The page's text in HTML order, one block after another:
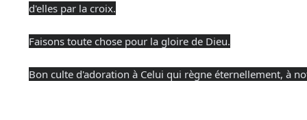
d'elles par la croix.
Faisons toute chose pour la gloire de Dieu.
Bon culte d'adoration à Celui qui règne éternellement, à